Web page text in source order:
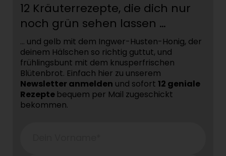
12 Kräuterrezepte, die dich nur
noch grün sehen lassen …
… und gelb mit dem Ingwer-Husten-Honig, der
deinem Hälschen so richtig guttut, und
frühlingsbunt mit dem knusperfrischen
Blütenbrot. Einfach hier zu unserem
Newsletter anmelden und sofort 12 geniale
Rezepte bequem per Mail zugeschickt
bekommen.